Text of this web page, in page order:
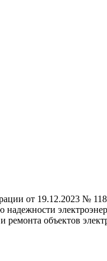
от 19.12.2023 №
ремонта объектов